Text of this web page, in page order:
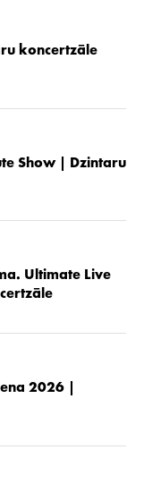
koncertzāle
Show | Dzintaru
Ultimate Live
2026 |